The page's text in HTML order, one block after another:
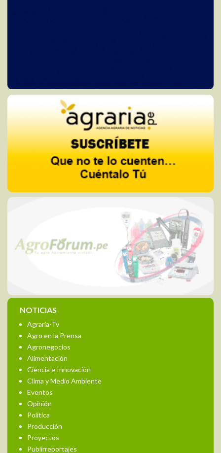
NOTICIAS
Agraria-Tv
Agro en la Prensa
Agronegocios
Alimentación
Ciencia e Innovación
Clima y Medio Ambiente
Eventos
Opinión
Política
Producción
Proyectos
Publirreportajes